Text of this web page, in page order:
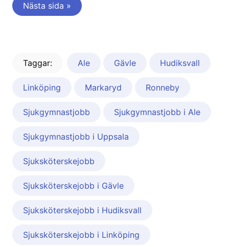
Nästa sida »
Taggar: Ale Gävle Hudiksvall
Linköping Markaryd Ronneby
Sjukgymnastjobb Sjukgymnastjobb i Ale
Sjukgymnastjobb i Uppsala
Sjuksköterskejobb
Sjuksköterskejobb i Gävle
Sjuksköterskejobb i Hudiksvall
Sjuksköterskejobb i Linköping